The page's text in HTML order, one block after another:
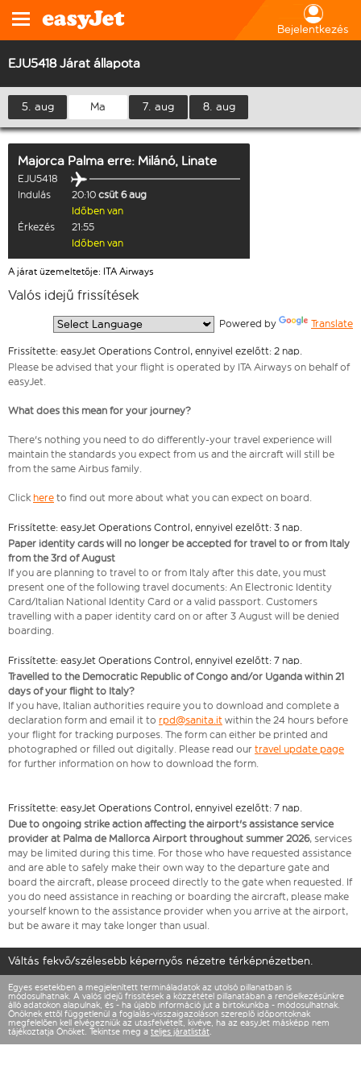
Bejelentkezés
EJU5418 Járat állapota
5. aug Ma 7. aug 8. aug
Majorca Palma erre: Milánó, Linate
EJU5418
Indulás
20:10 csüt 6 aug
Időben van
Érkezés
21:55
Időben van
A járat üzemeltetője: ITA Airways
Valós idejű frissítések
Powered by Translate
Frissítette: easyJet Operations Control, ennyivel ezelőtt: 2 nap.
Please be advised that your flight is operated by ITA Airways on behalf of
easyJet.
What does this mean for your journey?
There's nothing you need to do differently-your travel experience will
maintain the standards you expect from us and the aircraft will still be
from the same Airbus family.
Click here to find out more about what you can expect on board.
Frissítette: easyJet Operations Control, ennyivel ezelőtt: 3 nap.
Paper identity cards will no longer be accepted for travel to or from Italy
from the 3rd of August
If you are planning to travel to or from Italy after this date, you must
present one of the following travel documents: An Electronic Identity
Card/Italian National Identity Card or a valid passport. Customers
travelling with a paper identity card on or after 3 August will be denied
boarding.
Frissítette: easyJet Operations Control, ennyivel ezelőtt: 7 nap.
Travelled to the Democratic Republic of Congo and/or Uganda within 21
days of your flight to Italy?
If you have, Italian authorities require you to download and complete a
declaration form and email it to rpd@sanita.it within the 24 hours before
your flight for tracking purposes. The form can either be printed and
photographed or filled out digitally. Please read our travel update page
for further information on how to download the form.
Frissítette: easyJet Operations Control, ennyivel ezelőtt: 7 nap.
Due to ongoing strike action affecting the airport's assistance service
provider at Palma de Mallorca Airport throughout summer 2026, services
may be limited during this time. For those who have requested assistance
and are able to safely make their own way to the departure gate and
board the aircraft, please proceed directly to the gate when requested. If
you do need assistance in reaching or boarding the aircraft, please make
yourself known to the assistance provider when you arrive at the airport,
but be aware it may take longer than usual.
Váltás fekvő/szélesebb képernyős nézetre térképnézetben.
Egyes esetekben a megjelenített termináladatok az utolsó pillanatban is
módosulhatnak. A valós idejű frissítések a közzététel pillanatában a rendelkezésünkre
álló adatokon alapulnak, és - ha újabb információ jut a birtokunkba - módosulhatnak.
Önöknek ettől függetlenül a foglalás-visszaigazoláson szereplő időpontoknak
megfelelően kell elvégezniük az utasfelvételt, kivéve, ha az easyJet másképp nem
tájékoztatja Önöket. Tekintse meg a teljes járatlistát.